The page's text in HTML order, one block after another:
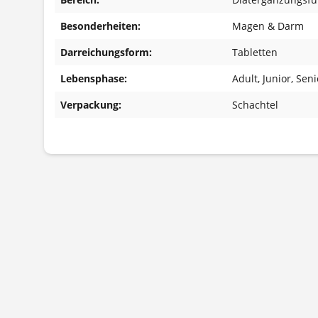
Besonderheiten:
Magen & Darm
Darreichungsform:
Tabletten
Lebensphase:
Adult, Junior,
Verpackung:
Schachtel